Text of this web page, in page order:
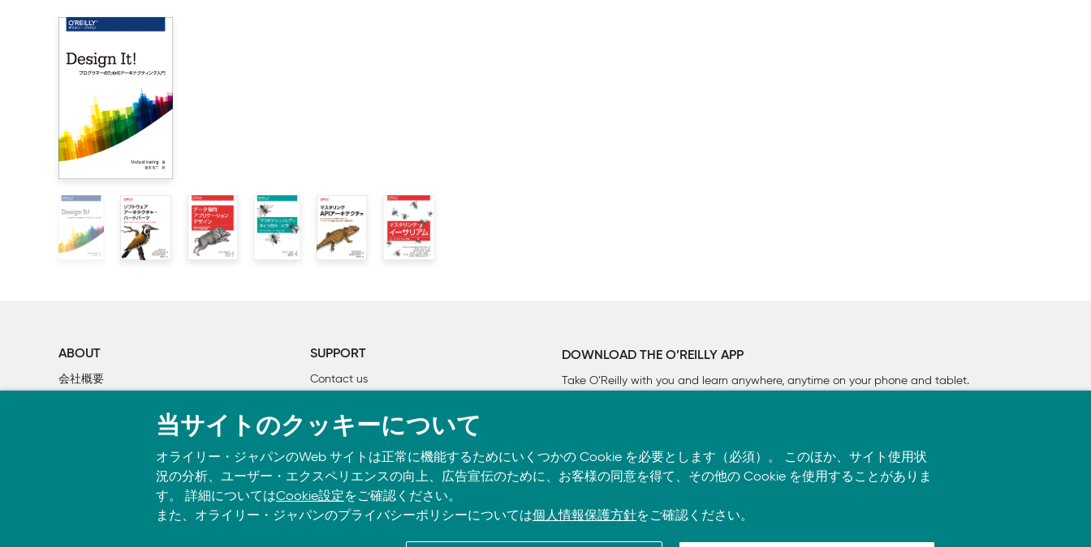
1章　ソフトウェアアーキテクチャ
        1.1.1　全てがひっきりなしに変化していく中で、長期的な計画がどれくらい可能か
        1.1.2　いったん構築したアーキテクチャを経年劣化から防ぐにはどうすればよいか
    1.2　漸進的な変更
    1.3　誘導的な変更
    1.4　アーキテクチャの多重な次元
    1.5　コンウェイの法則
    1.7　まとめ
2章　適応度関数
        2.2.3　静的 vs 動的
        2.2.4　自動 vs 手動
        2.2.5　一時的なもの
        2.2.6　創発よりも意図的
        2.2.7　ドメイン特化なもの
    2.3　早い段階で適応度関数を特定する
    2.4　適応度関数を見直す
3章　漸進的な変更を支える技術
ABOUT
会社概要
SUPPORT
Contact us
書籍注文
DOWNLOAD THE O’REILLY APP
Take O’Reilly with you and learn anywhere, anytime on your phone and tablet.
当サイトのクッキーについて
オライリー・ジャパンのWeb サイトは正常に機能するためにいくつかの Cookie を必要とします（必須）。 このほか、サイト使用状
況の分析、ユーザー・エクスペリエンスの向上、広告宣伝のために、お客様の同意を得て、その他の Cookie を使用することがありま
す。 詳細についてはCookie設定をご確認ください。
また、オライリー・ジャパンのプライバシーポリシーについては個人情報保護方針をご確認ください。